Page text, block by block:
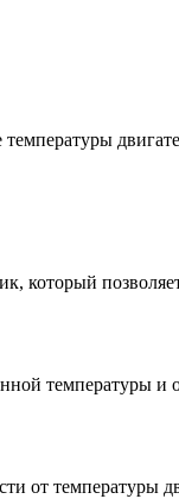
который
температуры и
от температуры